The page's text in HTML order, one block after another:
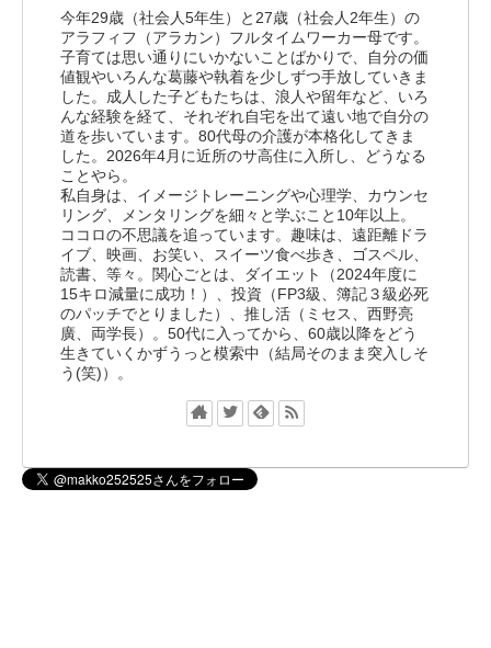
今年29歳（社会人5年生）と27歳（社会人2年生）の
アラフィフ（アラカン）フルタイムワーカー母です。
子育ては思い通りにいかないことばかりで、自分の価
値観やいろんな葛藤や執着を少しずつ手放していきま
した。成人した子どもたちは、浪人や留年など、いろ
んな経験を経て、それぞれ自宅を出て遠い地で自分の
道を歩いています。80代母の介護が本格化してきま
した。2026年4月に近所のサ高住に入所し、どうなる
ことやら。
私自身は、イメージトレーニングや心理学、カウンセ
リング、メンタリングを細々と学ぶこと10年以上。
ココロの不思議を追っています。趣味は、遠距離ドラ
イブ、映画、お笑い、スイーツ食べ歩き、ゴスペル、
読書、等々。関心ごとは、ダイエット（2024年度に
15キロ減量に成功！）、投資（FP3級、簿記３級必死
のパッチでとりました）、推し活（ミセス、西野亮
廣、両学長）。50代に入ってから、60歳以降をどう
生きていくかずうっと模索中（結局そのまま突入しそ
う(笑)）。